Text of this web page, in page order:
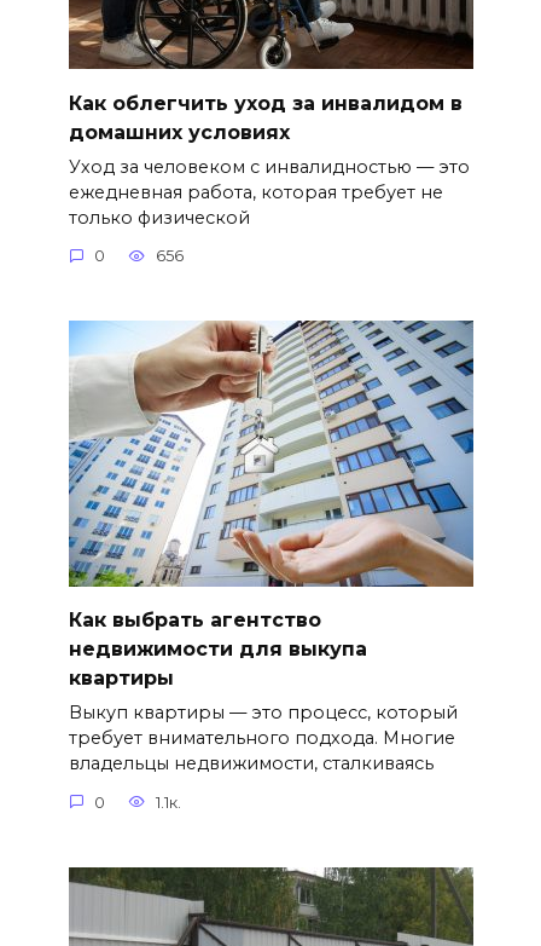
Как облегчить уход за инвалидом в
домашних условиях
Уход за человеком с инвалидностью — это
ежедневная работа, которая требует не
только физической
0 656
Как выбрать агентство
недвижимости для выкупа
квартиры
Выкуп квартиры — это процесс, который
требует внимательного подхода. Многие
владельцы недвижимости, сталкиваясь
0 1.1к.